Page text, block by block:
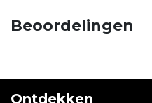
Beoordelingen
Ontdekken